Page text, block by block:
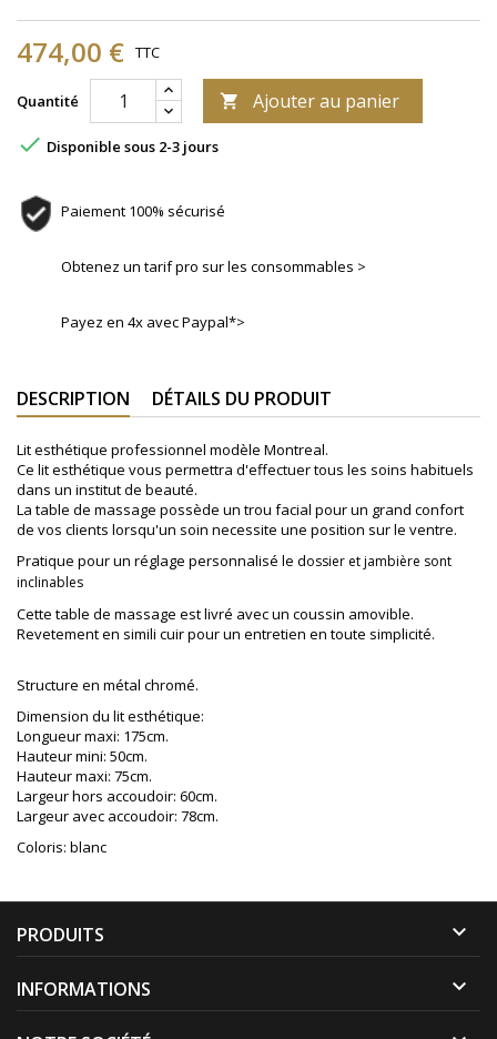
474,00 € TTC
Quantité  Ajouter au panier
 Disponible sous 2-3 jours
Paiement 100% sécurisé
Obtenez un tarif pro sur les consommables >
Payez en 4x avec Paypal*>
DESCRIPTION DÉTAILS DU PRODUIT
Lit esthétique professionnel modèle Montreal.
Ce lit esthétique vous permettra d'effectuer tous les soins habituels
dans un institut de beauté.
La table de massage possède un trou facial pour un grand confort
de vos clients lorsqu'un soin necessite une position sur le ventre.
Pratique pour un réglage personnalisé le dossier et jambière sont
inclinables
Cette table de massage est livré avec un coussin amovible.
Revetement en simili cuir pour un entretien en toute simplicité.
Structure en métal chromé.
Dimension du lit esthétique:
Longueur maxi: 175cm.
Hauteur mini: 50cm.
Hauteur maxi: 75cm.
Largeur hors accoudoir: 60cm.
Largeur avec accoudoir: 78cm.
Coloris: blanc
PRODUITS 
INFORMATIONS 